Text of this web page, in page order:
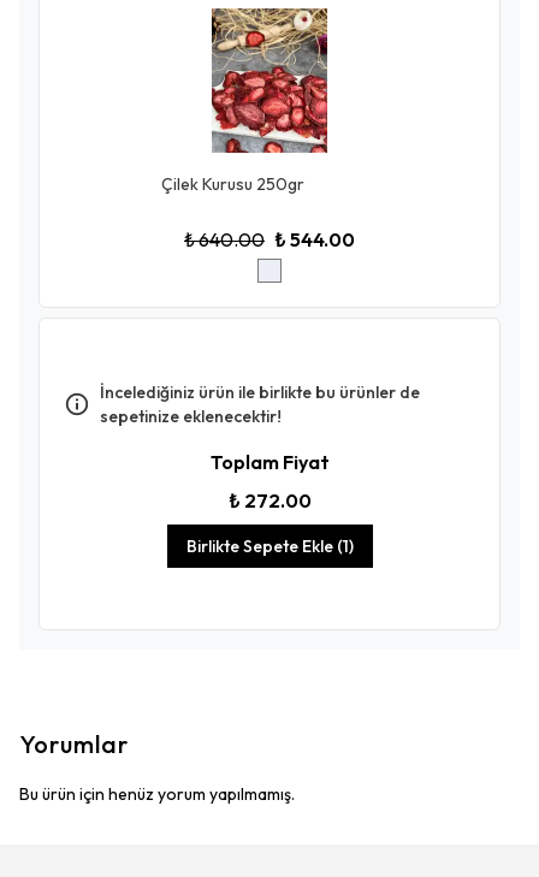
Çilek Kurusu 250gr
₺ 640.00 ₺ 544.00
İncelediğiniz ürün ile birlikte bu ürünler de
sepetinize eklenecektir!
Toplam Fiyat
₺ 272.00
Birlikte Sepete Ekle (1)
Yorumlar
Bu ürün için henüz yorum yapılmamış.